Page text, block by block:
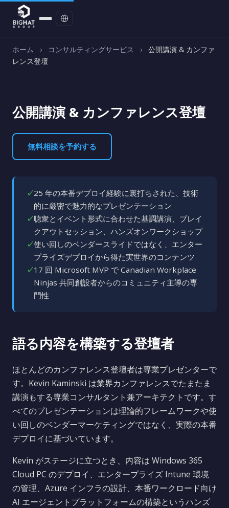
ホーム › コンサルティングサービス ›
公開講演 & カンファ
レンス登壇
公開講演 & カンファレンス登壇
無料相談を予約する
✓25 年の本番デプロイ経験に裏打ちされた、技術
的に厳密で魅力的なプレゼンテーション
✓聴衆とイベント形式に合わせた基調講演、ブレイ
クアウトセッション、ハンズオンワークショップ
✓使い回しのベンダースライドではなく、エンター
プライズデプロイから得た実世界のコンテンツ
✓17 回 Microsoft MVP で Canadian Workplace
Ninjas 共同創設者からのコミュニティ主導の専
門性
語る内容を構築する登壇者
ほとんどのカンファレンス登壇者は専業プレゼンターで
す。Kevin Kaminski は業界カンファレンスでたまたま
講演もする専業コンサルタント兼アーキテクトです。す
べてのプレゼンテーションは理論的フレームワークや使
い回しのベンダーマーケティングではなく、実際の本番
デプロイに基づいています。
Kevin がステージに立つとき、内容は Windows 365
Cloud PC のデプロイ、エンタープライズ Intune 環境
の管理、Azure インフラの設計、本番ワークロード向け
AI エージェントプラットフォームの構築というハンズ